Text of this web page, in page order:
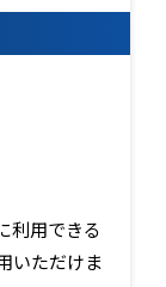
利用できる
いただけま